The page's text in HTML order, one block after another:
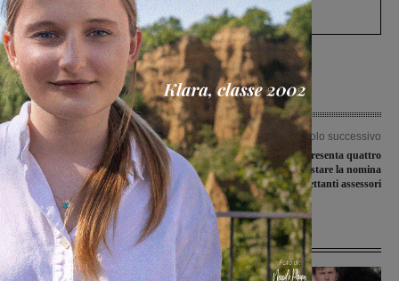
processo, lo stop ai sorpassi fra tir....
Articolo precedente
“Roseto della musica 2019”, musica e
gioia riempiono cinque località tipiche
della Valdambra aretina
Articolo successivo
La Lista civica presenta quattro
mozioni: tre per contestare la nomina
di altrettanti assessori
Ultime Notizie